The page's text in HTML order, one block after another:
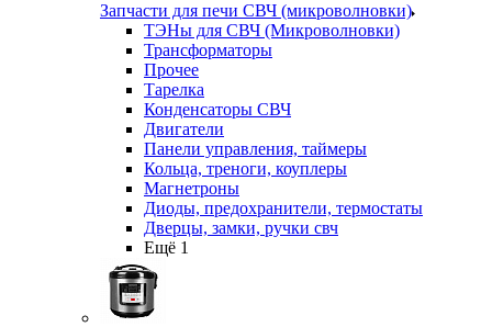
Запчасти для печи СВЧ (микроволновки)
ТЭНы для СВЧ (Микроволновки)
Трансформаторы
Прочее
Тарелка
Конденсаторы СВЧ
Двигатели
Панели управления, таймеры
Кольца, треноги, коуплеры
Магнетроны
Диоды, предохранители, термостаты
Дверцы, замки, ручки свч
Ещё 1